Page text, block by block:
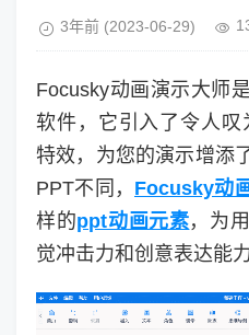
3年前 (2023-06-29)
Focusky动画演示大师
软件，它引入了令人
特效，为您的演示增添
PPT不同， Focusky动
样的ppt动画元素，为
觉冲击力和创意表达能力